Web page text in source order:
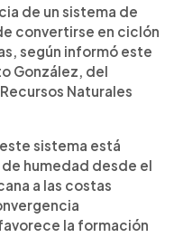
por un sistema de
de convertirse en
Roberto
Ambiente y
fenómeno
desde el
onda tropical
las
zonas del
en la
del norte y
durante la
por
de un sistema de
convertirse en ciclón
según informó este
González, del
Naturales
sistema está
humedad desde el
a las costas
la formación